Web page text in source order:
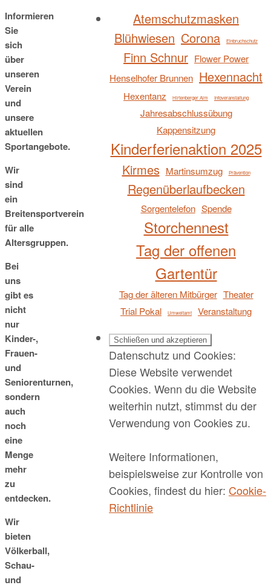
Informieren
Sie
sich
über
unseren
Verein
und
unsere
aktuellen
Sportangebote.
Wir
sind
ein
Breitensportverein
für alle
Altersgruppen.
Bei
uns
gibt es
nicht
nur
Kinder-,
Frauen-
und
Seniorenturnen,
sondern
auch
noch
eine
Menge
mehr
zu
entdecken.
Wir
bieten
Völkerball,
Schau-
und
Atemschutzmasken
Blühwiesen Corona Einbruchschutz
Finn Schnur Flower Power
Henselhofer Brunnen Hexennacht
Hexentanz Hirtenberger Alm Infoveranstaltung
Jahresabschlussübung
Kappensitzung
Kinderferienaktion 2025
Kirmes Martinsumzug Prävention
Regenüberlaufbecken
Sorgentelefon Spende
Storchennest
Tag der offenen
Gartentür
Tag der älteren Mitbürger Theater
Trial Pokal
Umweltamt Veranstaltung
Datenschutz und Cookies:
Diese Website verwendet
Cookies. Wenn du die Website
weiterhin nutzt, stimmst du der
Verwendung von Cookies zu.
Weitere Informationen,
beispielsweise zur Kontrolle von
Cookies, findest du hier: Cookie-
Richtlinie